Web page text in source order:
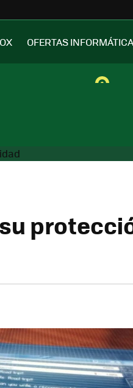
OFERTAS INFORMÁTICA